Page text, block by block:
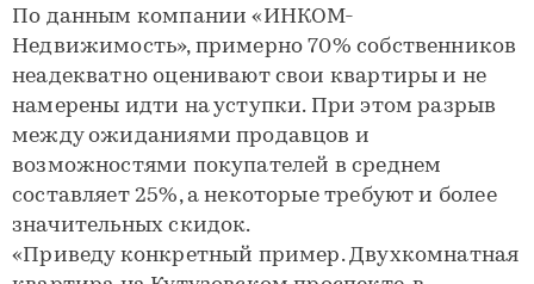
По данным компании «ИНКОМ-
Недвижимость», примерно 70% собственников
неадекватно оценивают свои квартиры и не
намерены идти на уступки. При этом разрыв
между ожиданиями продавцов и
возможностями покупателей в среднем
составляет 25%, а некоторые требуют и более
значительных скидок.
«Приведу конкретный пример. Двухкомнатная